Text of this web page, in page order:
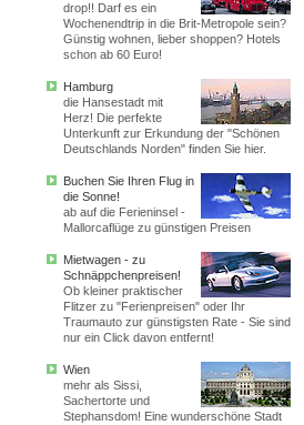
drop!! Darf es ein
Wochenendtrip in die Brit-Metropole sein?
Günstig wohnen, lieber shoppen? Hotels
schon ab 60 Euro!
Hamburg
die Hansestadt mit
Herz! Die perfekte
Unterkunft zur Erkundung der "Schönen
Deutschlands Norden" finden Sie hier.
Buchen Sie Ihren Flug in
die Sonne!
ab auf die Ferieninsel -
Mallorcaflüge zu günstigen Preisen
Mietwagen - zu
Schnäppchenpreisen!
Ob kleiner praktischer
Flitzer zu "Ferienpreisen" oder Ihr
Traumauto zur günstigsten Rate - Sie sind
nur ein Click davon entfernt!
Wien
mehr als Sissi,
Sachertorte und
Stephansdom! Eine wunderschöne Stadt